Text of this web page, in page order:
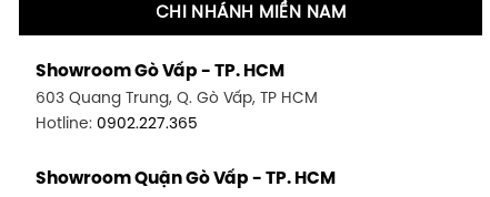
CHI NHÁNH MIỀN NAM
Showroom Gò Vấp - TP. HCM
603 Quang Trung, Q. Gò Vấp, TP HCM
Hotline: 0902.227.365
Showroom Quận Gò Vấp - TP. HCM